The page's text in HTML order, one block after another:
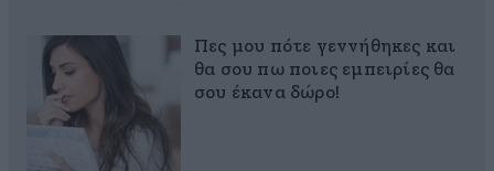
Πες μου πότε γεννήθηκες και
θα σου πω ποιες εμπειρίες θα
σου έκανα δώρο!